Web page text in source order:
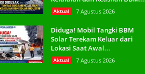
Aktual 7 Agustus 2026
Diduga! Mobil Tangki BBM
Solar Terekam Keluar dari
Lokasi Saat Awal...
Aktual 7 Agustus 2026